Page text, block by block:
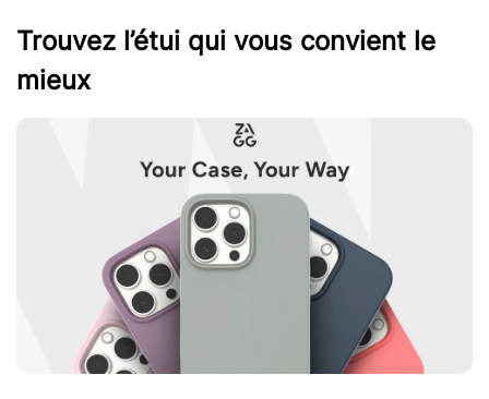
Trouvez l’étui qui vous convient le
mieux